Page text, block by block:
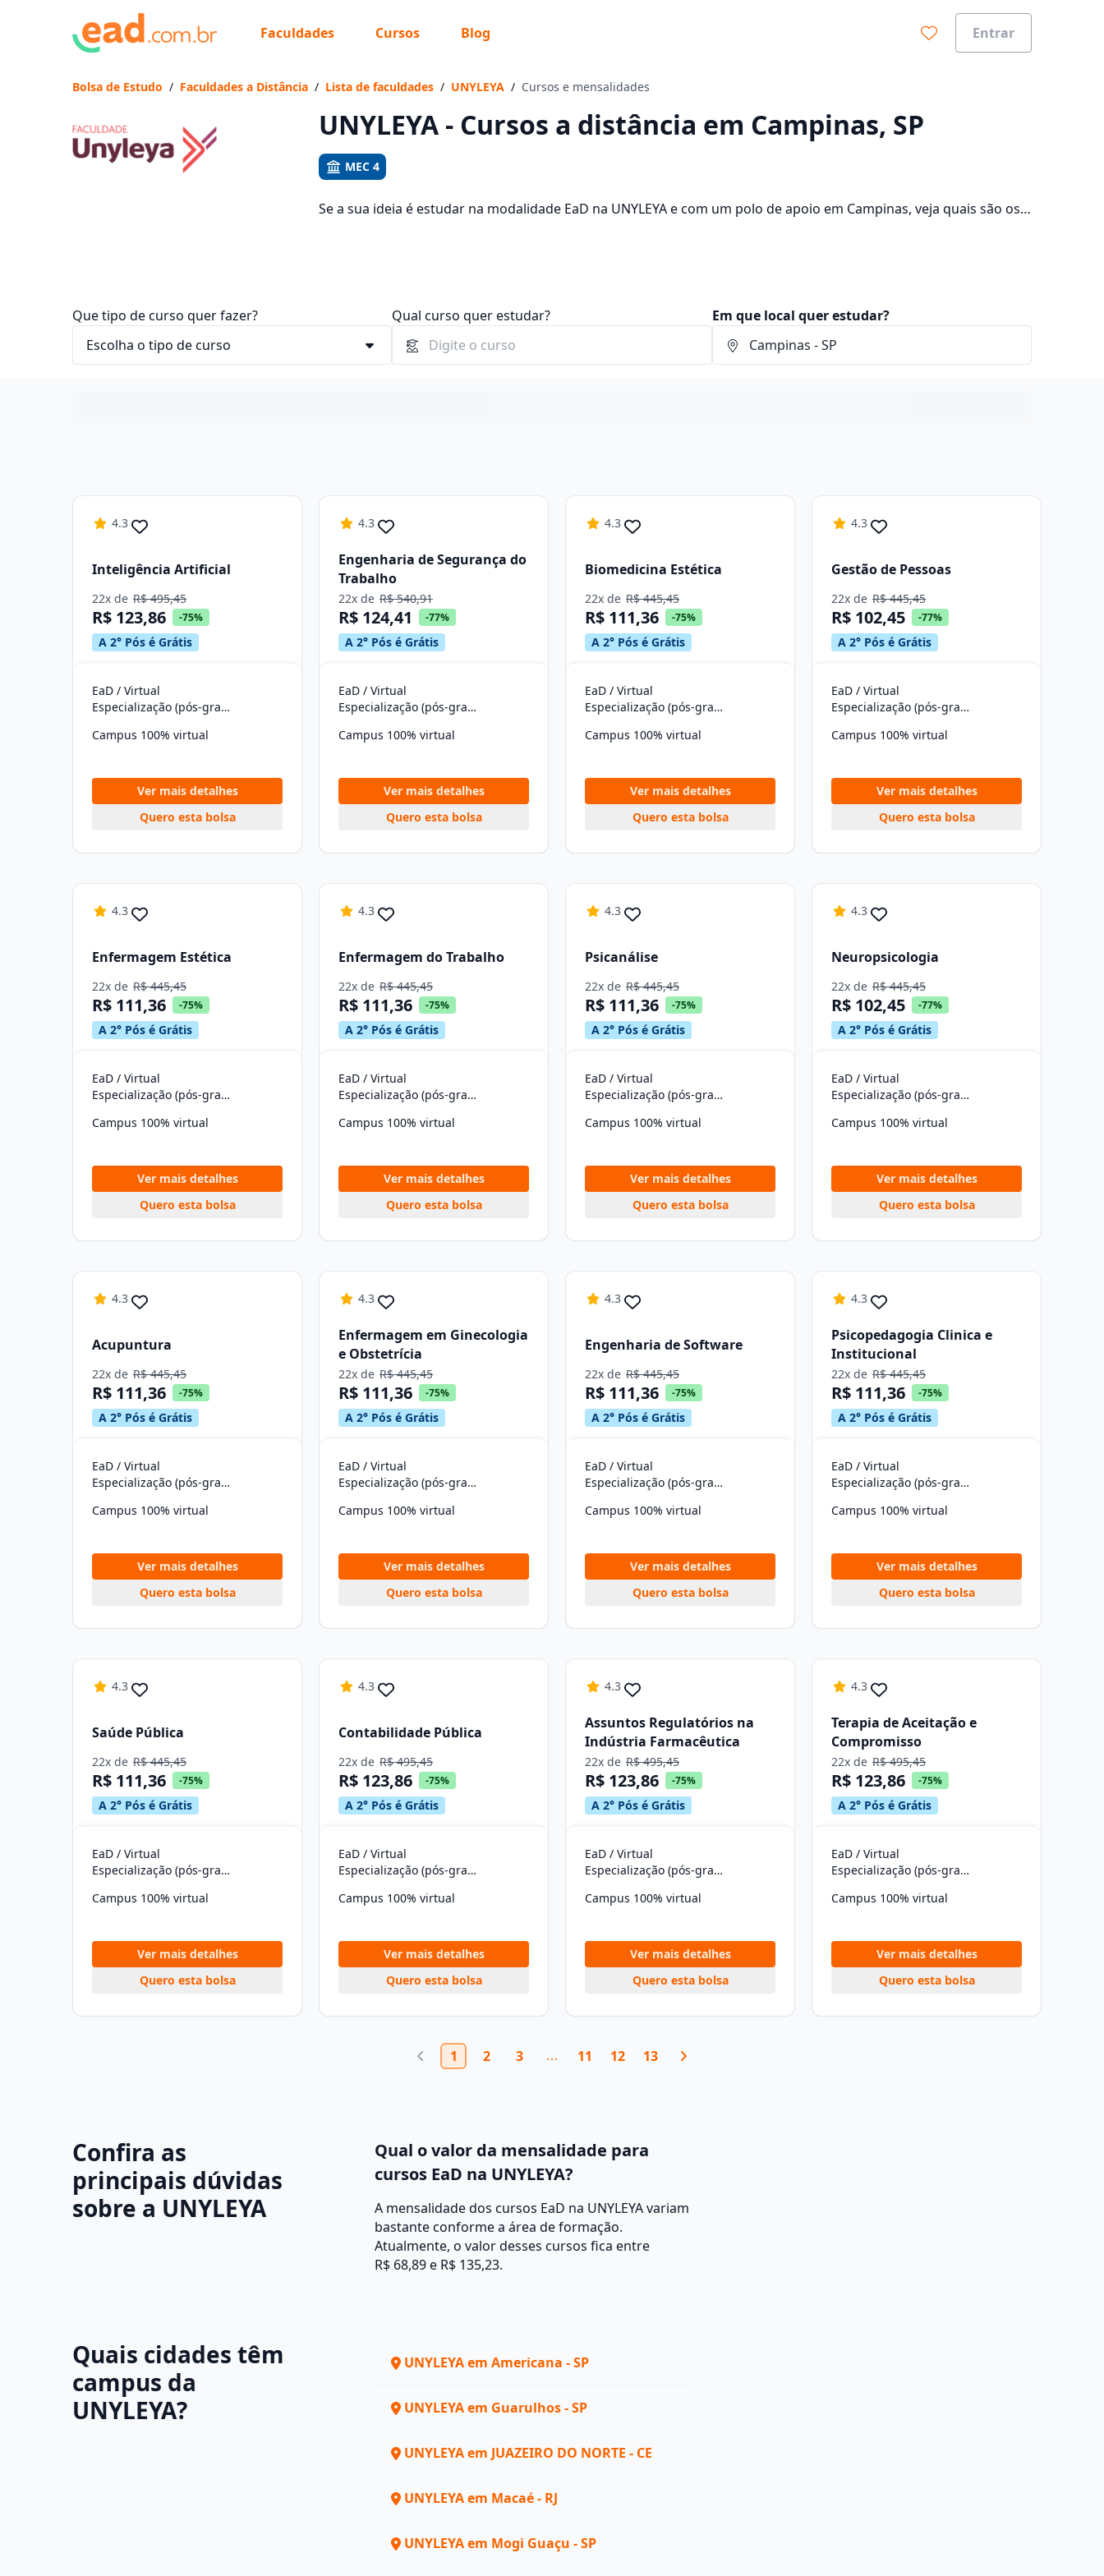
Faculdades Cursos Blog Entrar
Vamos te guiar no caminho ideal para seus estudos
Bolsa de Estudo / Faculdades a Distância / Lista de faculdades / UNYLEYA / Cursos e mensalidades
UNYLEYA - Cursos a distância em Campinas, SP
MEC 4
Se a sua ideia é estudar na modalidade EaD na UNYLEYA e com um polo de apoio em Campinas, veja quais são os
Que tipo de curso quer fazer? Qual curso quer estudar? Em que local quer estudar?
4.3
Inteligência Artificial
22x de R$ 495,45
R$ 123,86 -75%
A 2° Pós é Grátis
EaD / Virtual
Especialização (pós-graduação)
Campus 100% virtual
Ver mais detalhes
Quero esta bolsa
4.3
Engenharia de Segurança do
Trabalho
22x de R$ 540,91
R$ 124,41 -77%
A 2° Pós é Grátis
EaD / Virtual
Especialização (pós-graduação)
Campus 100% virtual
Ver mais detalhes
Quero esta bolsa
4.3
Biomedicina Estética
22x de R$ 445,45
R$ 111,36 -75%
A 2° Pós é Grátis
EaD / Virtual
Especialização (pós-graduação)
Campus 100% virtual
Ver mais detalhes
Quero esta bolsa
4.3
Gestão de Pessoas
22x de R$ 445,45
R$ 102,45 -77%
A 2° Pós é Grátis
EaD / Virtual
Especialização (pós-graduação)
Campus 100% virtual
Ver mais detalhes
Quero esta bolsa
4.3
Enfermagem Estética
22x de R$ 445,45
R$ 111,36 -75%
A 2° Pós é Grátis
EaD / Virtual
Especialização (pós-graduação)
Campus 100% virtual
Ver mais detalhes
Quero esta bolsa
4.3
Enfermagem do Trabalho
22x de R$ 445,45
R$ 111,36 -75%
A 2° Pós é Grátis
EaD / Virtual
Especialização (pós-graduação)
Campus 100% virtual
Ver mais detalhes
Quero esta bolsa
4.3
Psicanálise
22x de R$ 445,45
R$ 111,36 -75%
A 2° Pós é Grátis
EaD / Virtual
Especialização (pós-graduação)
Campus 100% virtual
Ver mais detalhes
Quero esta bolsa
4.3
Neuropsicologia
22x de R$ 445,45
R$ 102,45 -77%
A 2° Pós é Grátis
EaD / Virtual
Especialização (pós-graduação)
Campus 100% virtual
Ver mais detalhes
Quero esta bolsa
4.3
Acupuntura
22x de R$ 445,45
R$ 111,36 -75%
A 2° Pós é Grátis
EaD / Virtual
Especialização (pós-graduação)
Campus 100% virtual
Ver mais detalhes
Quero esta bolsa
4.3
Enfermagem em Ginecologia
e Obstetrícia
22x de R$ 445,45
R$ 111,36 -75%
A 2° Pós é Grátis
EaD / Virtual
Especialização (pós-graduação)
Campus 100% virtual
Ver mais detalhes
Quero esta bolsa
4.3
Engenharia de Software
22x de R$ 445,45
R$ 111,36 -75%
A 2° Pós é Grátis
EaD / Virtual
Especialização (pós-graduação)
Campus 100% virtual
Ver mais detalhes
Quero esta bolsa
4.3
Psicopedagogia Clinica e
Institucional
22x de R$ 445,45
R$ 111,36 -75%
A 2° Pós é Grátis
EaD / Virtual
Especialização (pós-graduação)
Campus 100% virtual
Ver mais detalhes
Quero esta bolsa
4.3
Saúde Pública
22x de R$ 445,45
R$ 111,36 -75%
A 2° Pós é Grátis
EaD / Virtual
Especialização (pós-graduação)
Campus 100% virtual
Ver mais detalhes
Quero esta bolsa
4.3
Contabilidade Pública
22x de R$ 495,45
R$ 123,86 -75%
A 2° Pós é Grátis
EaD / Virtual
Especialização (pós-graduação)
Campus 100% virtual
Ver mais detalhes
Quero esta bolsa
4.3
Assuntos Regulatórios na
Indústria Farmacêutica
22x de R$ 495,45
R$ 123,86 -75%
A 2° Pós é Grátis
EaD / Virtual
Especialização (pós-graduação)
Campus 100% virtual
Ver mais detalhes
Quero esta bolsa
4.3
Terapia de Aceitação e
Compromisso
22x de R$ 495,45
R$ 123,86 -75%
A 2° Pós é Grátis
EaD / Virtual
Especialização (pós-graduação)
Campus 100% virtual
Ver mais detalhes
Quero esta bolsa
1 2 3 11 12 13
Confira as
principais dúvidas
sobre a UNYLEYA
Qual o valor da mensalidade para
cursos EaD na UNYLEYA?
A mensalidade dos cursos EaD na UNYLEYA variam
bastante conforme a área de formação.
Atualmente, o valor desses cursos fica entre
R$ 68,89 e R$ 135,23.
Quais cidades têm
campus da
UNYLEYA?
UNYLEYA em Americana - SP
UNYLEYA em Guarulhos - SP
UNYLEYA em JUAZEIRO DO NORTE - CE
UNYLEYA em Macaé - RJ
UNYLEYA em Mogi Guaçu - SP